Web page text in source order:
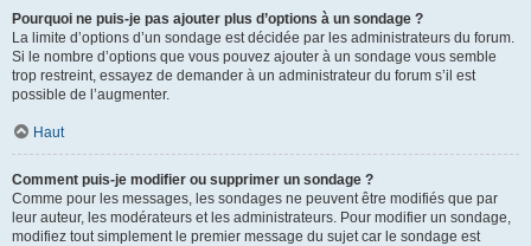
Pourquoi ne puis-je pas ajouter plus d’options à un sondage ?
La limite d’options d’un sondage est décidée par les administrateurs du forum.
Si le nombre d’options que vous pouvez ajouter à un sondage vous semble
trop restreint, essayez de demander à un administrateur du forum s’il est
possible de l’augmenter.
Haut
Comment puis-je modifier ou supprimer un sondage ?
Comme pour les messages, les sondages ne peuvent être modifiés que par
leur auteur, les modérateurs et les administrateurs. Pour modifier un sondage,
modifiez tout simplement le premier message du sujet car le sondage est